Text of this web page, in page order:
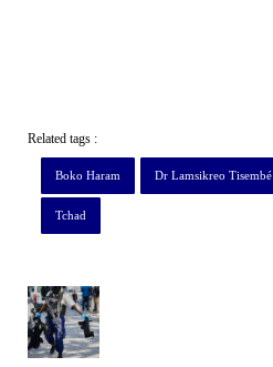
Related tags :
Boko Haram Dr Lamsikreo Tisembé
Tchad